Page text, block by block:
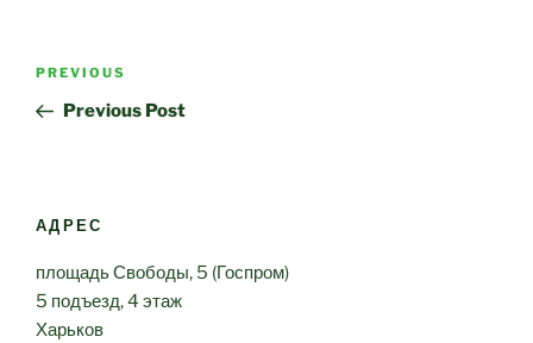
Post
Previous
Post
PREVIOUS
Previous Post
АДРЕС
площадь Свободы, 5 (Госпром)
5 подъезд, 4 этаж
Харьков